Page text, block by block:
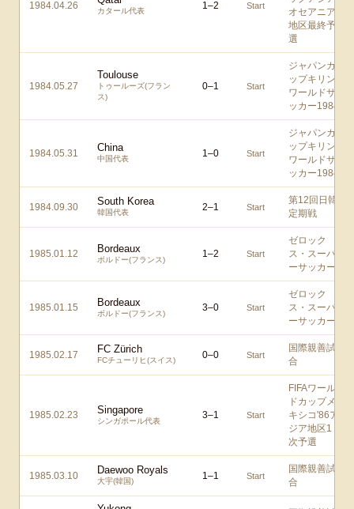
1984.04.26 カタール代表 1–2 Start
オセアニア
地区最終予
選
1984.05.27
Toulouse
トゥールーズ(フラン
ス)
0–1 Start
ジャパンカ
ップキリン
ワールドサ
ッカー1984
1984.05.31 China
中国代表 1–0 Start
ジャパンカ
ップキリン
ワールドサ
ッカー1984
1984.09.30 South Korea
韓国代表 2–1 Start
第12回日韓
定期戦
1985.01.12 Bordeaux
ボルドー(フランス)
1–2 Start
ゼロック
ス・スーパ
ーサッカー
1985.01.15 Bordeaux
ボルドー(フランス)
3–0 Start
ゼロック
ス・スーパ
ーサッカー
1985.02.17 FC Zürich
FCチューリヒ(スイス) 0–0 Start
国際親善試
合
1985.02.23 Singapore
シンガポール代表
3–1 Start
FIFAワール
ドカップメ
キシコ'86ア
ジア地区1
次予選
1985.03.10 Daewoo Royals
大宇(韓国) 1–1 Start
国際親善試
合